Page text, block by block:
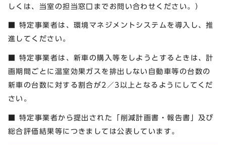
しくは、当室の担当窓口までお問い合わせください。）
■ 特定事業者は、環境マネジメントシステムを導入し、推
進してください。
■ 特定事業者は、新車の購入等をしようとするときは、計
画期間ごとに温室効果ガスを排出しない自動車等の台数の
新車の台数に対する割合が2／3以上となるようにしてくだ
さい。
■ 特定事業者から提出された「削減計画書・報告書」及び
総合評価結果等につきましては公表しています。